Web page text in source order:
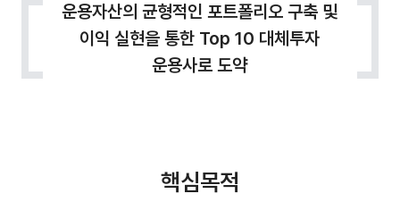
운용자산의 균형적인 포트폴리오 구축 및
이익 실현을 통한 Top 10 대체투자
운용사로 도약
핵심목적